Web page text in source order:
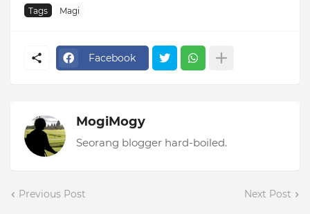
Tags Magi
Facebook
MogiMogy
Seorang blogger hard-boiled.
Previous Post Next Post